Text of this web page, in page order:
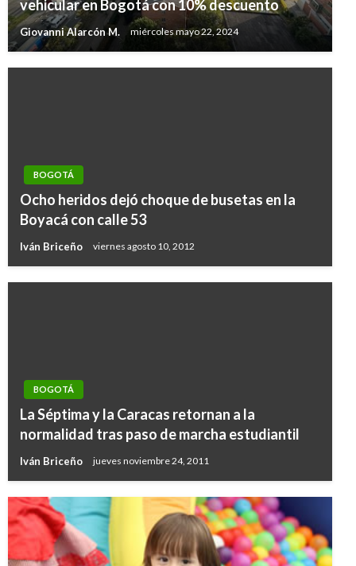
vehicular en Bogotá con 10% descuento
Giovanni Alarcón M. miércoles mayo 22, 2024
BOGOTÁ
Ocho heridos dejó choque de busetas en la
Boyacá con calle 53
Iván Briceño viernes agosto 10, 2012
BOGOTÁ
La Séptima y la Caracas retornan a la
normalidad tras paso de marcha estudiantil
Iván Briceño jueves noviembre 24, 2011